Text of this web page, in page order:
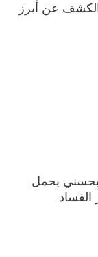
عن أبرز
يحمل